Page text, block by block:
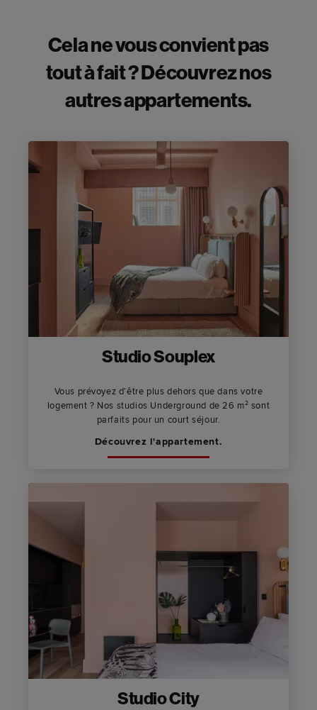
Cela ne vous convient pas
tout à fait ? Découvrez nos
autres appartements.
Studio Souplex
Vous prévoyez d'être plus dehors que dans votre
logement ? Nos studios Underground de 26 m² sont
parfaits pour un court séjour.
Découvrez l'appartement.
Studio City